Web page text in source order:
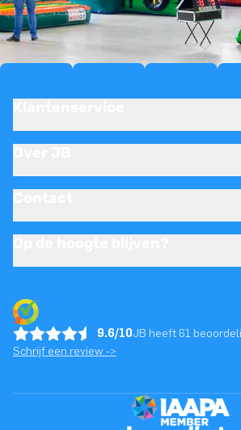
9.6/10JB heeft 61
Schrijf een review ->